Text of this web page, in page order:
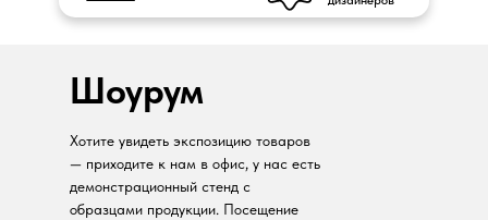
Шоурум
Хотите увидеть экспозицию товаров
— приходите к нам в офис, у нас есть
демонстрационный стенд с
образцами продукции. Посещение